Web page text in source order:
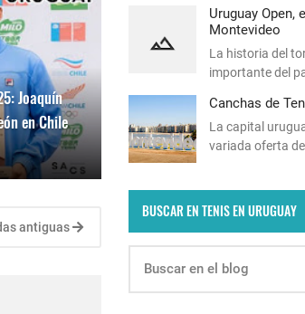
Joaquín
en Chile
antiguas
Uruguay Open,
Montevideo
La historia del
importante del
Canchas de
La capital
variada oferta
BUSCAR EN TENIS EN URUGUAY